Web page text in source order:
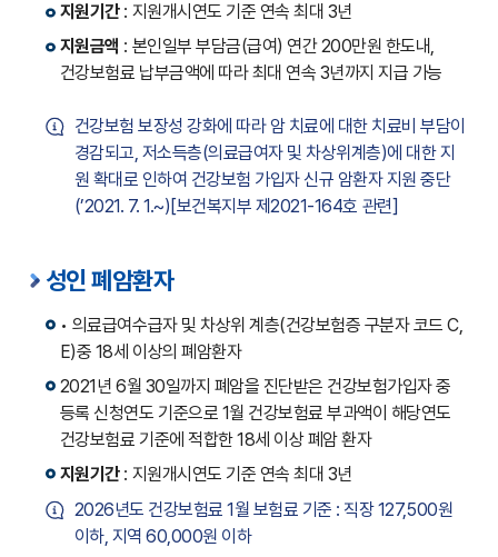
지원기간: 지원개시연도 기준 연속 최대 3년
지원금액 : 본인일부 부담금(급여) 연간 200만원 한도내,
건강보험료 납부금액에 따라 최대 연속 3년까지 지급 가능
건강보험 보장성 강화에 따라 암 치료에 대한 치료비 부담이
경감되고, 저소득층(의료급여자 및 차상위계층)에 대한 지
원 확대로 인하여 건강보험 가입자 신규 암환자 지원 중단
(’2021. 7. 1.~)[보건복지부 제2021-164호 관련]
성인 폐암환자
• 의료급여수급자 및 차상위 계층(건강보험증 구분자 코드 C,
E)중 18세 이상의 폐암환자
2021년 6월 30일까지 폐암을 진단받은 건강보험가입자 중
등록 신청연도 기준으로 1월 건강보험료 부과액이 해당연도
건강보험료 기준에 적합한 18세 이상 폐암 환자
지원기간: 지원개시연도 기준 연속 최대 3년
2026년도 건강보험료 1월 보험료 기준 : 직장 127,500원
이하, 지역 60,000원 이하